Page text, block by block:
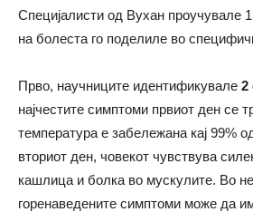
Специјалисти од Вухан проучувале
на болеста го поделиле во
Прво, научниците идентификувале 2
најчестите симптоми првиот ден се
температура е забележана кај 99%
вториот ден, човекот чувствува
кашлица и болка во мускулите. Во
горенаведените симптоми може да